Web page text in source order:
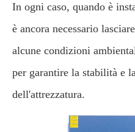
In ogni caso, quando è
è ancora necessario
alcune condizioni
per garantire la stabilità e
dell'attrezzatura.